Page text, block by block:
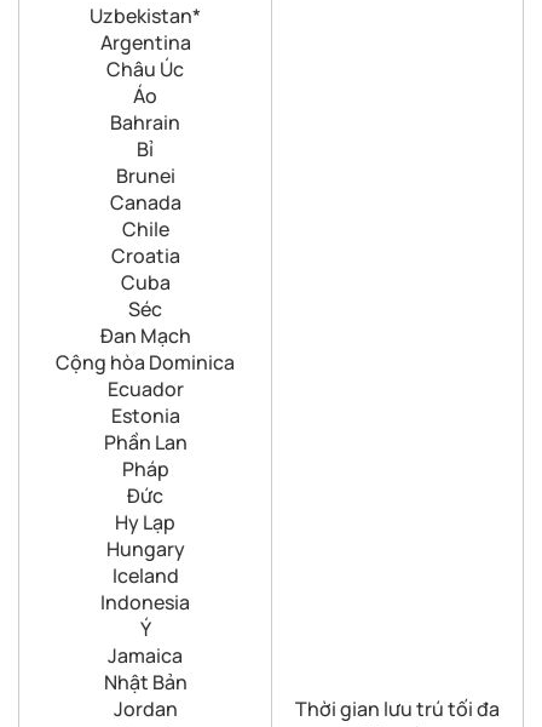
Uzbekistan*
Argentina
Châu Úc
Áo
Bahrain
Bỉ
Brunei
Canada
Chile
Croatia
Cuba
Séc
Đan Mạch
Cộng hòa Dominica
Ecuador
Estonia
Phần Lan
Pháp
Đức
Hy Lạp
Hungary
Iceland
Indonesia
Ý
Jamaica
Nhật Bản
Jordan
Thời gian lưu trú tối đa